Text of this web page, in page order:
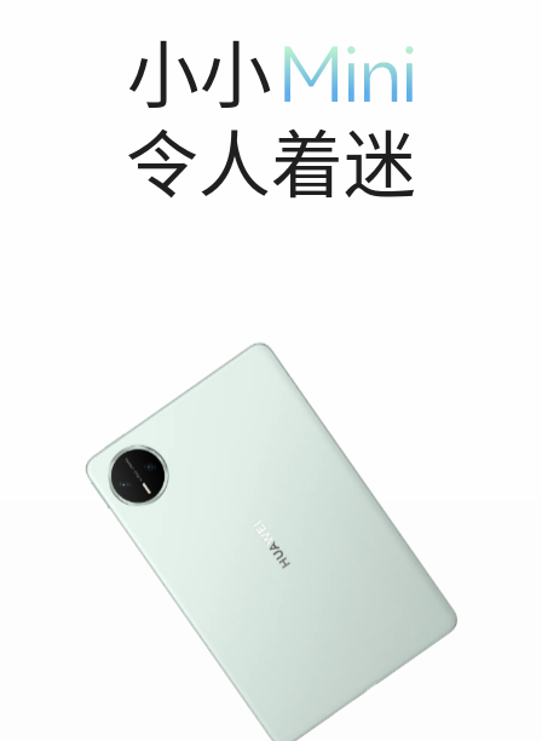
小小
令人着迷